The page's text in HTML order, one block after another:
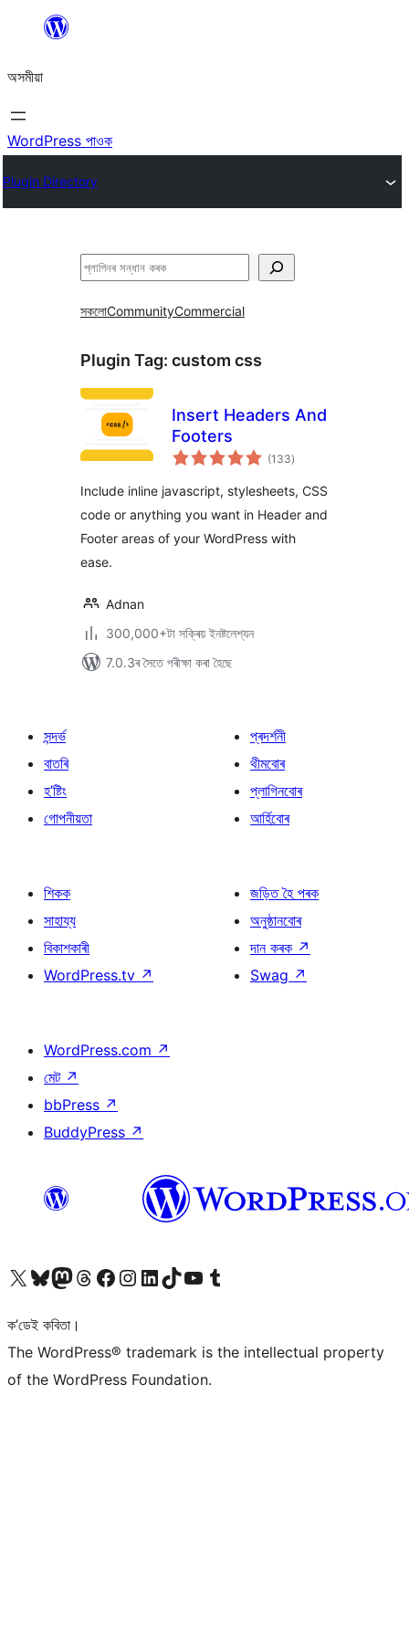
বিষয়বস্তুলৈ
যাওক
অসমীয়া
WordPress পাওক
Plugin Directory
সন্ধান
সকলোCommunityCommercial
Plugin Tag: custom css
Insert Headers And
Footers
(133টা
মুঠ)
Include inline javascript, stylesheets, CSS
code or anything you want in Header and
Footer areas of your WordPress with
ease.
Adnan
300,000+টা সক্ৰিয় ইনষ্টলেশ্যন
7.0.3ৰ সৈতে পৰীক্ষা কৰা হৈছে
সন্দৰ্ভ
বাতৰি
হ’ষ্টিং
গোপনীয়তা
প্ৰদৰ্শনী
থীমবোৰ
প্লাগিনবোৰ
আৰ্হিবোৰ
শিকক
সাহায্য
বিকাশকাৰী
WordPress.tv ↗
জড়িত হৈ পৰক
অনুষ্ঠানবোৰ
দান কৰক ↗
Swag ↗
WordPress.com ↗
মেট ↗
bbPress ↗
BuddyPress ↗
আমাৰ X (আগৰ Twitter) একাউণ্টলৈ যাওকআমাৰ Bluesky একাউণ্টলৈ যাওকআমাৰ Mastodon একাউণ্টলৈ যাওকআমাৰ Threads একাউণ্টলৈ যাওকআমাৰ Facebook পৃষ্ঠালৈ যাওকআমাৰ Instagram একাউণ্টলৈ যাওকআমাৰ LinkedIn একাউণ্টলৈ যাওকআমাৰ TikTok একাউণ্টলৈ যাওকআমাৰ YouTube চেনেললৈ যাওকআমাৰ Tumblr একাউণ্টলৈ যাওক
ক’ডেই কবিতা।
The WordPress® trademark is the intellectual property
of the WordPress Foundation.